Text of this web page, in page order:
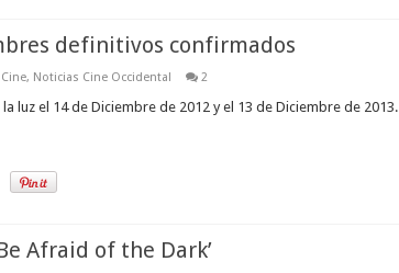
definitivos confirmados
, Noticias Cine Occidental 2
luz el 14 de Diciembre de 2012 y el 13 de Diciembre de 2013.
Afraid of the Dark’